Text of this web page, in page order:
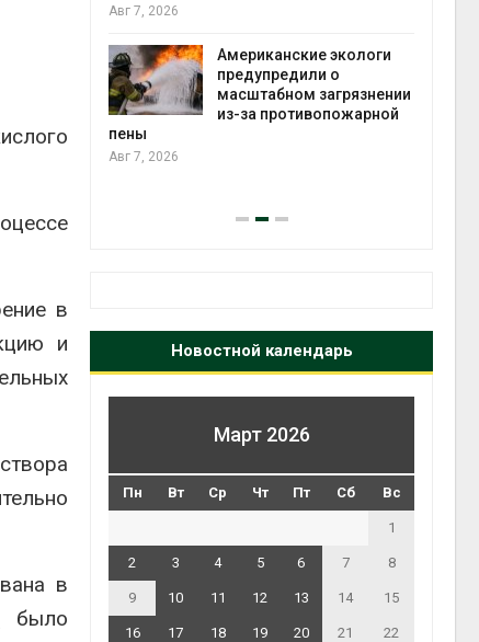
в
и
в
было
почти в
в
на фоне
пожаров
Авг 7, 2026
Американские экологи
предупредили о
масштабном загрязнении
из-за противопожарной
пены
Авг 7, 2026
Новостной календарь
Март 2026
Пн Вт Ср Чт Пт Сб Вс
1
2 3 4 5 6 7 8
9 10 11 12 13 14 15
16 17 18 19 20 21 22